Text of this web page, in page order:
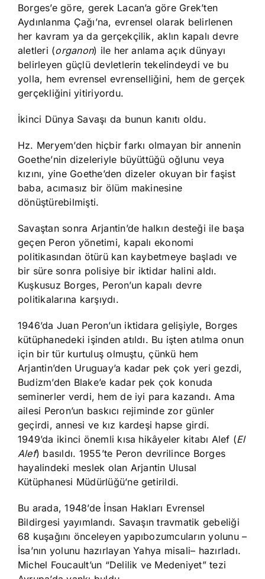
Borges’e göre, gerek Lacan’a göre Grek’ten
Aydınlanma Çağı’na, evrensel olarak belirlenen
her kavram ya da gerçekçilik, aklın kapalı devre
aletleri (organon) ile her anlama açık dünyayı
belirleyen güçlü devletlerin tekelindeydi ve bu
yolla, hem evrensel evrenselliğini, hem de gerçek
gerçekliğini yitiriyordu.
İkinci Dünya Savaşı da bunun kanıtı oldu.
Hz. Meryem’den hiçbir farkı olmayan bir annenin
Goethe’nin dizeleriyle büyüttüğü oğlunu veya
kızını, yine Goethe’den dizeler okuyan bir faşist
baba, acımasız bir ölüm makinesine
dönüştürebilmişti.
Savaştan sonra Arjantin’de halkın desteği ile başa
geçen Peron yönetimi, kapalı ekonomi
politikasından ötürü kan kaybetmeye başladı ve
bir süre sonra polisiye bir iktidar halini aldı.
Kuşkusuz Borges, Peron’un kapalı devre
politikalarına karşıydı.
1946’da Juan Peron’un iktidara gelişiyle, Borges
kütüphanedeki işinden atıldı. Bu işten atılma onun
için bir tür kurtuluş olmuştu, çünkü hem
Arjantin’den Uruguay’a kadar pek çok yeri gezdi,
Budizm’den Blake’e kadar pek çok konuda
seminerler verdi, hem de iyi para kazandı. Ama
ailesi Peron’un baskıcı rejiminde zor günler
geçirdi, annesi ve kız kardeşi hapse girdi.
1949’da ikinci önemli kısa hikâyeler kitabı Alef (El
Alef) basıldı. 1955’te Peron devrilince Borges
hayalindeki meslek olan Arjantin Ulusal
Kütüphanesi Müdürlüğü’ne getirildi.
Bu arada, 1948’de İnsan Hakları Evrensel
Bildirgesi yayımlandı. Savaşın travmatik gebeliği
68 kuşağını önceleyen yapıbozumcuların yolunu –
İsa’nın yolunu hazırlayan Yahya misali– hazırladı.
Michel Foucault’un “Delilik ve Medeniyet” tezi